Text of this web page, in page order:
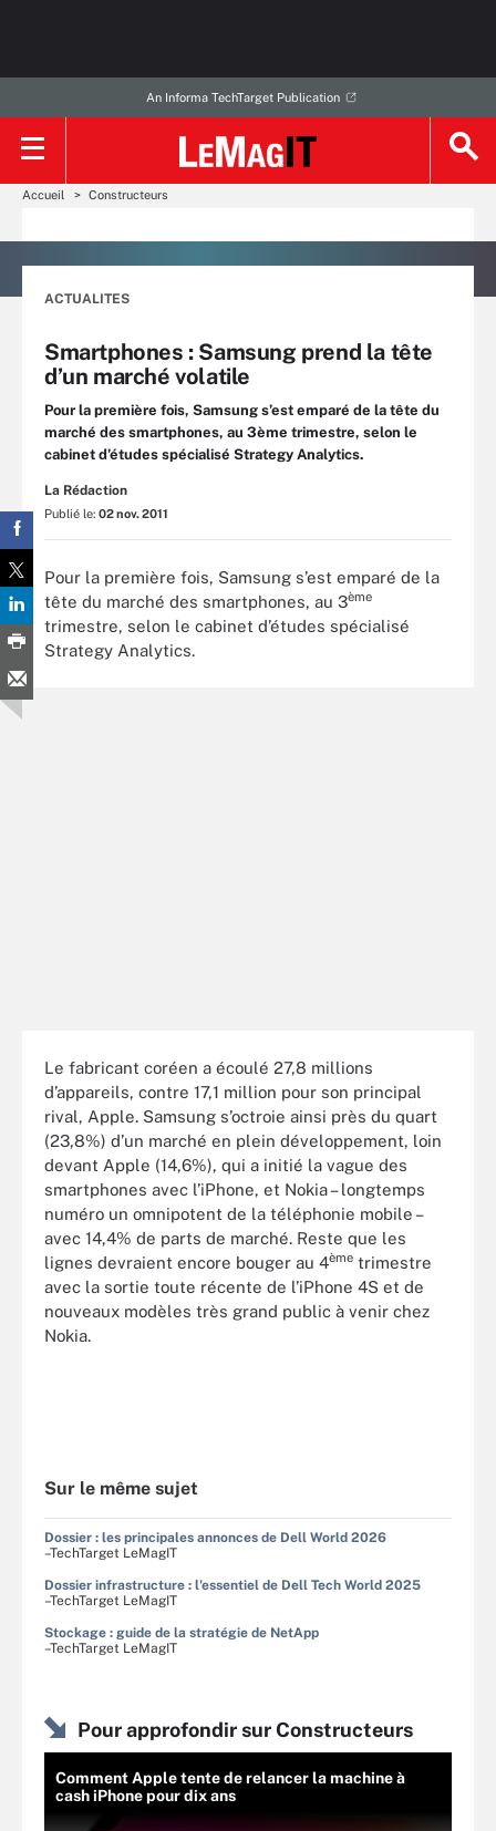
An Informa TechTarget Publication
Accueil Constructeurs
ACTUALITES
Smartphones : Samsung prend la tête
d’un marché volatile
Pour la première fois, Samsung s’est emparé de la tête du
marché des smartphones, au 3ème trimestre, selon le
cabinet d’études spécialisé Strategy Analytics.
La Rédaction
Publié le: 02 nov. 2011
Pour la première fois, Samsung s’est emparé de la
tête du marché des smartphones, au 3ème
trimestre, selon le cabinet d’études spécialisé
Strategy Analytics.
Le fabricant coréen a écoulé 27,8 millions
d’appareils, contre 17,1 million pour son principal
rival, Apple. Samsung s’octroie ainsi près du quart
(23,8%) d’un marché en plein développement, loin
devant Apple (14,6%), qui a initié la vague des
smartphones avec l’iPhone, et Nokia – longtemps
numéro un omnipotent de la téléphonie mobile –
avec 14,4% de parts de marché. Reste que les
lignes devraient encore bouger au 4ème trimestre
avec la sortie toute récente de l’iPhone 4S et de
nouveaux modèles très grand public à venir chez
Nokia.
Sur le même sujet
Dossier : les principales annonces de Dell World 2026
–TechTarget LeMagIT
Dossier infrastructure : l'essentiel de Dell Tech World 2025
–TechTarget LeMagIT
Stockage : guide de la stratégie de NetApp
–TechTarget LeMagIT
Pour approfondir sur Constructeurs
Comment Apple tente de relancer la machine à
cash iPhone pour dix ans